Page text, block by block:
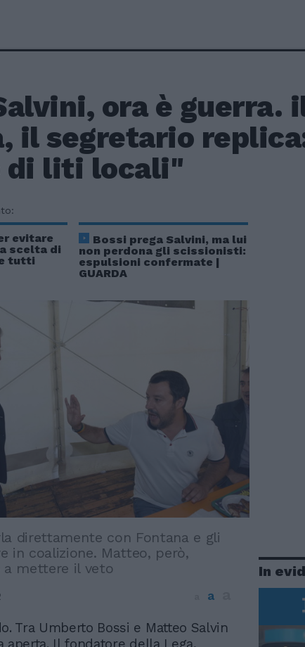
ora è guerra.
il segretario
di liti locali"
evitare
scelta di
tutti
Bossi prega Salvini, ma lui
non perdona gli scissionisti:
espulsioni confermate |
GUARDA
direttamente con Fontana e gli
in coalizione. Matteo, però,
mettere il veto
a
Tra Umberto Bossi e Matteo Salvin
In